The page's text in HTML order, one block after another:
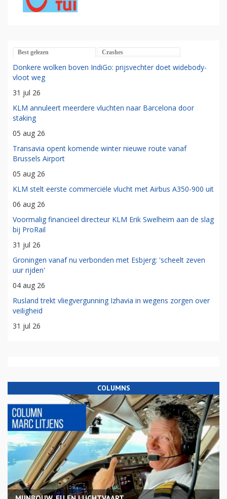
Best gelezen Crashes
Donkere wolken boven IndiGo: prijsvechter doet widebody-
vloot weg
31 jul 26
KLM annuleert meerdere vluchten naar Barcelona door
staking
05 aug 26
Transavia opent komende winter nieuwe route vanaf
Brussels Airport
05 aug 26
KLM stelt eerste commerciële vlucht met Airbus A350-900 uit
06 aug 26
Voormalig financieel directeur KLM Erik Swelheim aan de slag
bij ProRail
31 jul 26
Groningen vanaf nu verbonden met Esbjerg: 'scheelt zeven
uur rijden'
04 aug 26
Rusland trekt vliegvergunning Izhavia in wegens zorgen over
veiligheid
31 jul 26
COLUMNS